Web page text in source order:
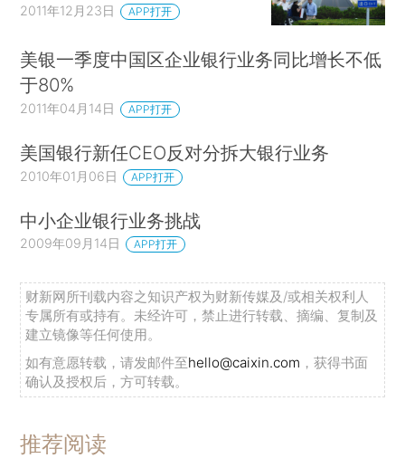
2011年12月23日 APP打开
美银一季度中国区企业银行业务同比增长不低
于80%
2011年04月14日 APP打开
美国银行新任CEO反对分拆大银行业务
2010年01月06日 APP打开
中小企业银行业务挑战
2009年09月14日 APP打开
财新网所刊载内容之知识产权为财新传媒及/或相关权利人
专属所有或持有。未经许可，禁止进行转载、摘编、复制及
建立镜像等任何使用。
如有意愿转载，请发邮件至hello@caixin.com ，获得书面
确认及授权后，方可转载。
推荐阅读